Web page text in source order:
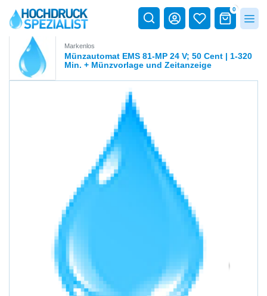
0
Markenlos
Münzautomat EMS 81-MP 24 V; 50 Cent | 1-320
Min. + Münzvorlage und Zeitanzeige